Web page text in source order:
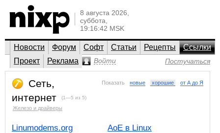
8 августа 2026,
суббота,
19:16:42 MSK
Новости Форум Софт Статьи Рецепты
Ссылки
Проект
Реклама Войти Постучаться
Показать новые хорошие от А до Я
Сеть,
интернет
(1—5 из 5)
Железо и драйверы
Linumodems.org AoE в Linux